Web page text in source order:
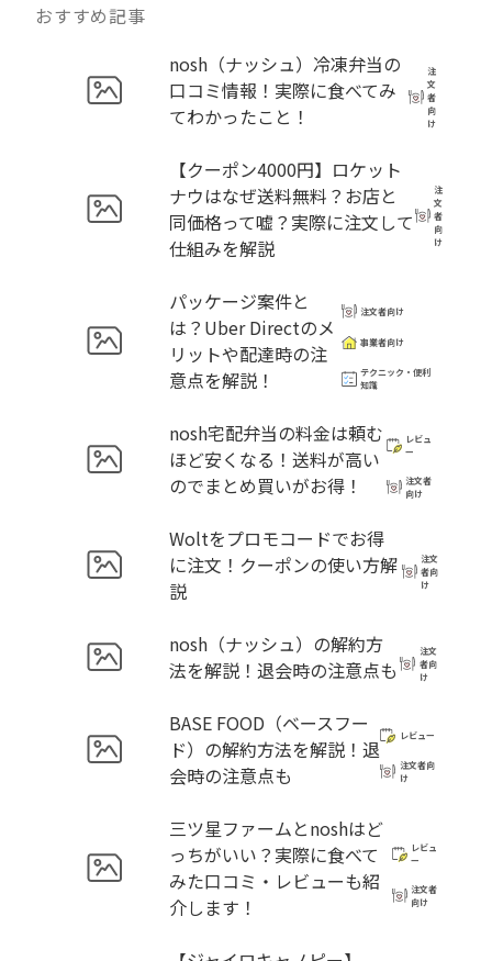
おすすめ記事
nosh（ナッシュ）冷凍弁当の
口コミ情報！実際に食べてみ
てわかったこと！
注
文
者
向
け
【クーポン4000円】ロケット
ナウはなぜ送料無料？お店と
同価格って嘘？実際に注文して
仕組みを解説
注
文
者
向
け
パッケージ案件と
は？Uber Directのメ
リットや配達時の注
意点を解説！
注文者向け
事業者向け
テクニック・便利
知識
nosh宅配弁当の料金は頼む
ほど安くなる！送料が高い
のでまとめ買いがお得！
レビュ
ー
注文者
向け
Woltをプロモコードでお得
に注文！クーポンの使い方解
説
注文
者向
け
nosh（ナッシュ）の解約方
法を解説！退会時の注意点も
注文
者向
け
BASE FOOD（ベースフー
ド）の解約方法を解説！退
会時の注意点も
レビュー
注文者向
け
三ツ星ファームとnoshはど
っちがいい？実際に食べて
みた口コミ・レビューも紹
介します！
レビュ
ー
注文者
向け